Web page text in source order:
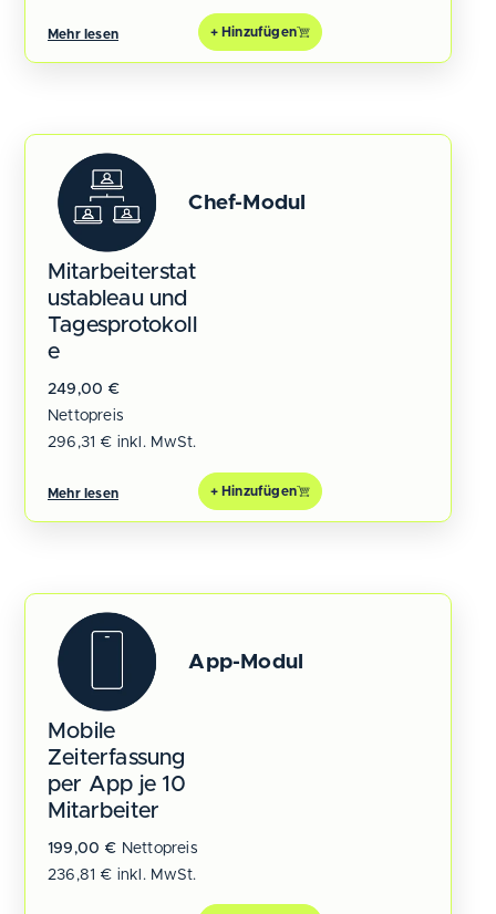
Mehr lesen + Hinzufügen
Chef-Modul
Mitarbeiterstat
ustableau und
Tagesprotokoll
e
249,00 €
Nettopreis
296,31 € inkl. MwSt.
Mehr lesen + Hinzufügen
App-Modul
Mobile
Zeiterfassung
per App je 10
Mitarbeiter
199,00 € Nettopreis
236,81 € inkl. MwSt.